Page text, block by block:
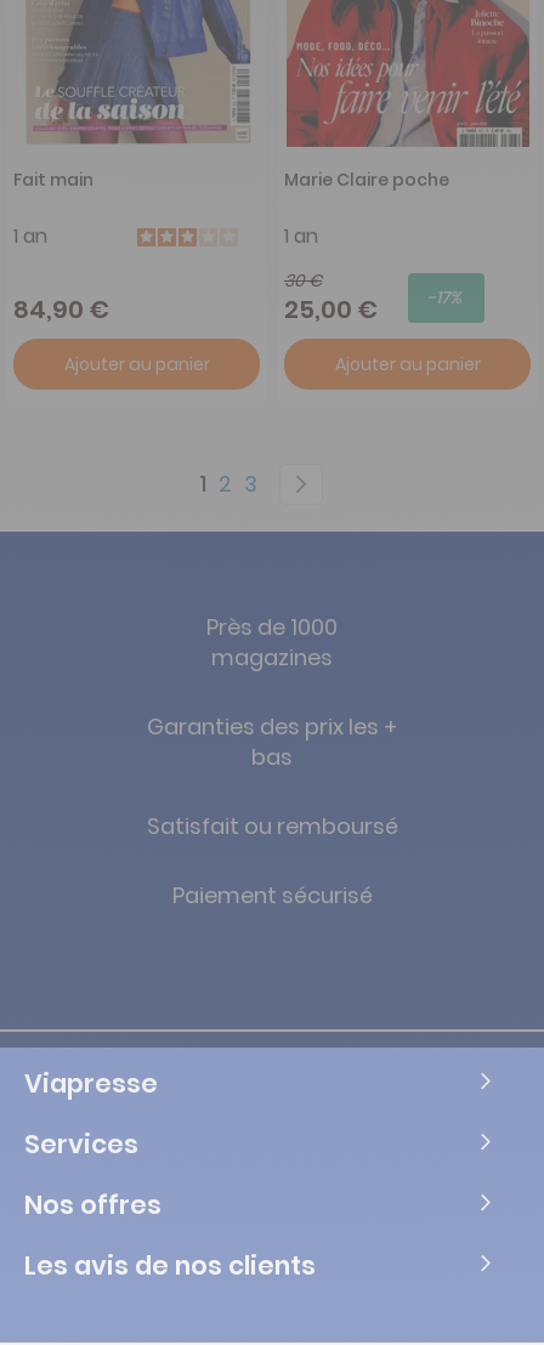
Fait main
1 an
84,90 €
Ajouter au panier
Marie Claire poche
1 an
30 €
25,00 € -17%
Ajouter au panier
Page
You're currently reading page
1 Page
2 Page
3
Près de 1000
magazines
Garanties des prix les +
bas
Satisfait ou remboursé
Paiement sécurisé
Viapresse
Services
Nos offres
Les avis de nos clients